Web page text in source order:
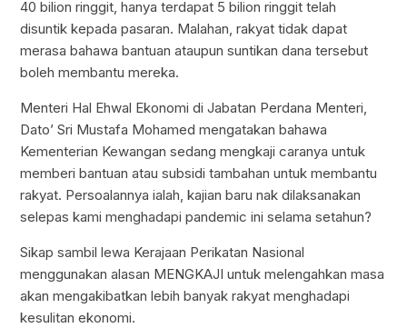
40 bilion ringgit, hanya terdapat 5 bilion ringgit telah
disuntik kepada pasaran. Malahan, rakyat tidak dapat
merasa bahawa bantuan ataupun suntikan dana tersebut
boleh membantu mereka.
Menteri Hal Ehwal Ekonomi di Jabatan Perdana Menteri,
Dato’ Sri Mustafa Mohamed mengatakan bahawa
Kementerian Kewangan sedang mengkaji caranya untuk
memberi bantuan atau subsidi tambahan untuk membantu
rakyat. Persoalannya ialah, kajian baru nak dilaksanakan
selepas kami menghadapi pandemic ini selama setahun?
Sikap sambil lewa Kerajaan Perikatan Nasional
menggunakan alasan MENGKAJI untuk melengahkan masa
akan mengakibatkan lebih banyak rakyat menghadapi
kesulitan ekonomi.